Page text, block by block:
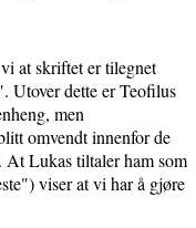
at skriftet er tilegnet
Utover dette er Teofilus
men
omvendt innenfor de
At Lukas tiltaler ham som
viser at vi har å gjøre